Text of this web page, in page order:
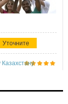
Уточните
Казахстану